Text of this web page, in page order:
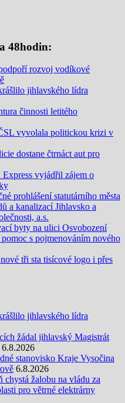
48hodin:
rozvoj vodíkové
jihlavského lídra
činnosti letitého
vyvolala politickou krizi v
dostane čtrnáct aut pro
vyjádřil zájem o
prohlášení statutárního města
a kanalizací Jihlavsko a
a.s.
byty na ulici Osvobození
s pojmenováním nového
tři sta tisícové logo i přes
jihlavského lídra
žádal jihlavský Magistrát
6.8.2026
stanovisko Kraje Vysočina
6.8.2026
žalobu na vládu za
pro větrné elektrárny